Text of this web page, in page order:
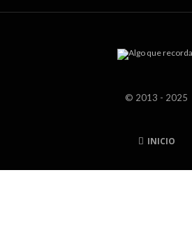
© 2013 - 2025
INICIO